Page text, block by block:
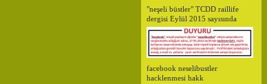
"neşeli büstler" TCDD raillife
dergisi Eylül 2015 sayısında
facebook neselibustler
hacklenmesi hakk